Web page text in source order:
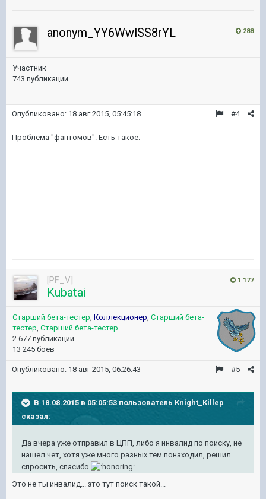
288
anonym_YY6WwlSS8rYL
Участник
743 публикации
#4
Опубликовано: 18 авг 2015, 05:45:18
Проблема "фантомов". Есть такое.
1 177
[PF_V]
Kubatai
Старший бета-тестер Коллекционер Старший бета-
тестер Старший бета-тестер
2 677 публикаций
13 245 боёв
#5
Опубликовано: 18 авг 2015, 06:26:43
В 18.08.2015 в 05:05:53 пользователь Knight_Killep
сказал:
Да вчера уже отправил в ЦПП, либо я инвалид по поиску, не
нашел чет, хотя уже много разных тем понаходил, решил
спросить, спасибо.
Это не ты инвалид... это тут поиск такой...